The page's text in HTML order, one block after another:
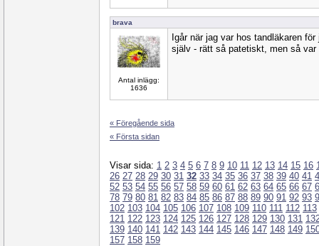
brava
Antal inlägg:
1636
Igår när jag var hos tandläkaren
själv - rätt så patetiskt, men så var
« Föregående sida
« Första sidan
Visar sida: 1 2 3 4 5 6 7 8 9 10 11 12 13 14 15 16
26 27 28 29 30 31 32 33 34 35 36 37 38 39 40 41
52 53 54 55 56 57 58 59 60 61 62 63 64 65 66 67
78 79 80 81 82 83 84 85 86 87 88 89 90 91 92 93
102 103 104 105 106 107 108 109 110 111 112 113
121 122 123 124 125 126 127 128 129 130 131
139 140 141 142 143 144 145 146 147 148 149
157 158 159